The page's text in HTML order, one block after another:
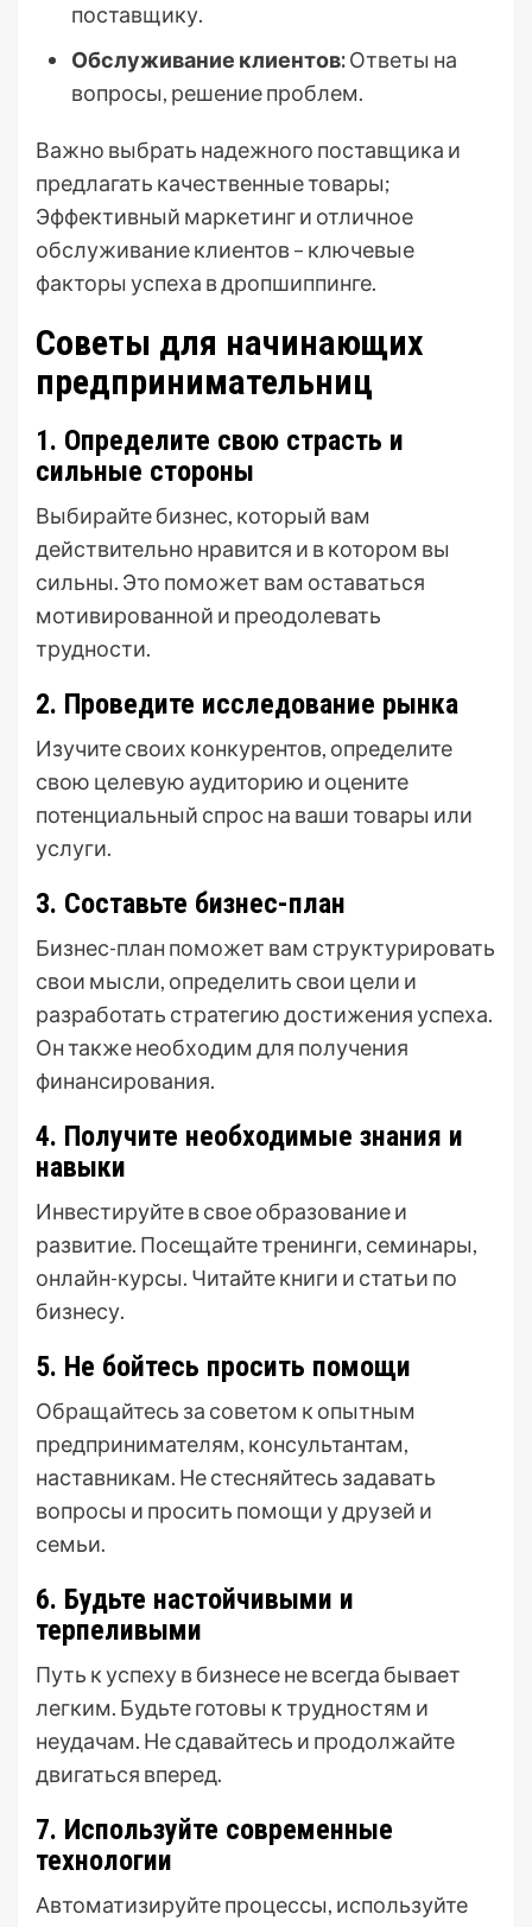
поставщику.
Обслуживание клиентов:Ответы на
вопросы, решение проблем.
Важно выбрать надежного поставщика и
предлагать качественные товары;
Эффективный маркетинг и отличное
обслуживание клиентов – ключевые
факторы успеха в дропшиппинге.
Советы для начинающих
предпринимательниц
1. Определите свою страсть и
сильные стороны
Выбирайте бизнес, который вам
действительно нравится и в котором вы
сильны. Это поможет вам оставаться
мотивированной и преодолевать
трудности.
2. Проведите исследование рынка
Изучите своих конкурентов, определите
свою целевую аудиторию и оцените
потенциальный спрос на ваши товары или
услуги.
3. Составьте бизнес-план
Бизнес-план поможет вам структурировать
свои мысли, определить свои цели и
разработать стратегию достижения успеха.
Он также необходим для получения
финансирования.
4. Получите необходимые знания и
навыки
Инвестируйте в свое образование и
развитие. Посещайте тренинги, семинары,
онлайн-курсы. Читайте книги и статьи по
бизнесу.
5. Не бойтесь просить помощи
Обращайтесь за советом к опытным
предпринимателям, консультантам,
наставникам. Не стесняйтесь задавать
вопросы и просить помощи у друзей и
семьи.
6. Будьте настойчивыми и
терпеливыми
Путь к успеху в бизнесе не всегда бывает
легким. Будьте готовы к трудностям и
неудачам. Не сдавайтесь и продолжайте
двигаться вперед.
7. Используйте современные
технологии
Автоматизируйте процессы, используйте